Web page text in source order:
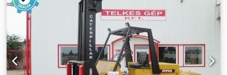
ειδικά σε κάθε τύπο μηχανήματος, έχει υψηλή αντοχή σε φορτία
και προσφέρει αξιόπιστη απόδοση σε απαιτητικές εφαρμογές
λατομείων και μονάδων επεξεργασίας λίθων. Για λεπτομερείς
πληροφορίες και τιμές, παρακαλούμε επικοινωνήστε μαζί μας.
Dedpfx Ajzlbmmjm Hsck